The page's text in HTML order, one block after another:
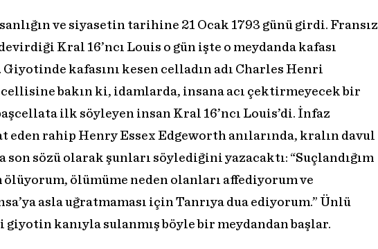
ve siyasetin tarihine 21 Ocak 1793 günü girdi. Fransız
Kral 16’ncı Louis o gün işte o meydanda kafası
kafasını kesen celladın adı Charles Henri
bakın ki, idamlarda, insana acı çektirmeyecek bir
ilk söyleyen insan Kral 16’ncı Louis’di. İnfaz
eden rahip Henry Essex Edgeworth anılarında, kralın davul
son sözü olarak şunları söylediğini yazacaktı: “Suçlandığım
ölüyorum, ölümüme neden olanları affediyorum ve
asla uğratmaması için Tanrıya dua ediyorum.” Ünlü
kanıyla sulanmış böyle bir meydandan başlar.